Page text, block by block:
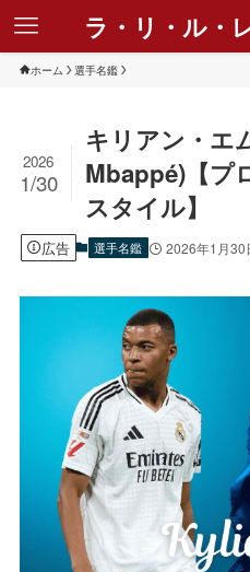
ラ・リ・ル・
ホーム 選手名鑑
キリアン・エ
Mbappé)【プ
スタイル】
2026
1/30
広告 選手名鑑 2026年1月30